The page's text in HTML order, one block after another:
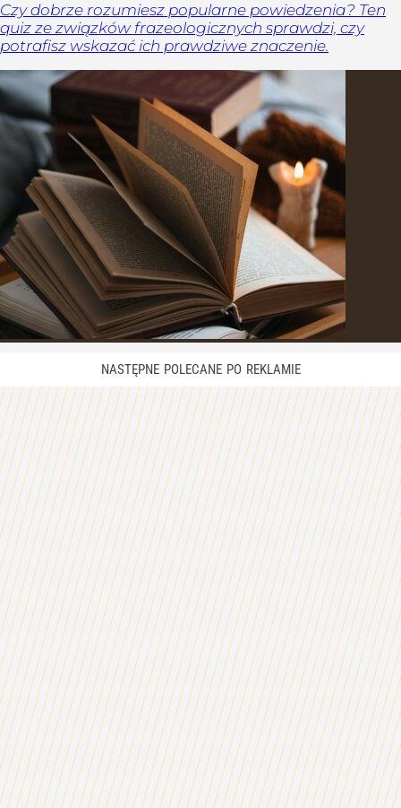
Czy dobrze rozumiesz popularne powiedzenia? Ten
quiz ze związków frazeologicznych sprawdzi, czy
potrafisz wskazać ich prawdziwe znaczenie.